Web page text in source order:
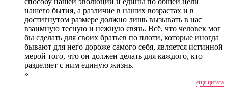
нашего бытия, а различие в наших возрастах и в
достигнутом размере должно лишь вызывать в нас
взаимную тесную и нежную связь. Всё, что человек мог
бы сделать для своих братьев по плоти, которые иногда
бывают для него дороже самого себя, является истинной
мерой того, что он должен делать для каждого, кто
разделяет с ним единую жизнь.
»
еще цитата